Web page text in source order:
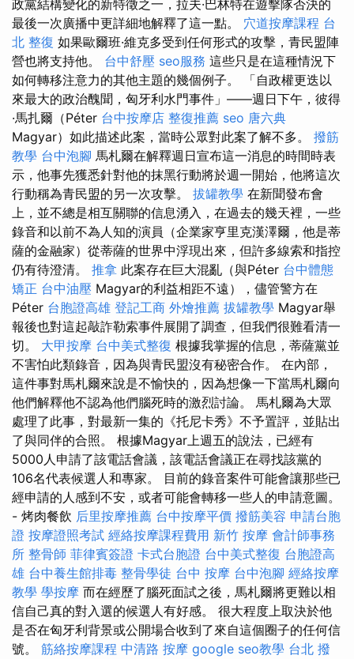
政黨結構變化的新特徵之一，拉夫·巴林特在遊擊隊否決的
最後一次廣播中更詳細地解釋了這一點。 穴道按摩課程 台
北 整復 如果歐爾班·維克多受到任何形式的攻擊，青民盟陣
營也將支持他。 台中舒壓 seo服務 這些只是在這種情況下
如何轉移注意力的其他主題的幾個例子。 「自政權更迭以
來最大的政治醜聞，匈牙利水門事件」——週日下午，彼得
·馬扎爾（Péter 台中按摩店 整復推薦 seo 唐六典
Magyar）如此描述此案，當時公眾對此案了解不多。 撥筋
教學 台中泡腳 馬札爾在解釋週日宣布這一消息的時間時表
示，他事先獲悉針對他的抹黑行動將於週一開始，他將這次
行動稱為青民盟的另一次攻擊。 拔罐教學 在新聞發布會
上，並不總是相互關聯的信息湧入，在過去的幾天裡，一些
錄音和以前不為人知的演員（企業家亨里克漢澤爾，他是蒂
薩的金融家）從蒂薩的世界中浮現出來，但許多線索和指控
仍有待澄清。 推拿 此案存在巨大混亂（與Péter 台中體態
矯正 台中油壓 Magyar的利益相距不遠），儘管警方在
Péter 台胞證高雄 登記工商 外燴推薦 拔罐教學 Magyar舉
報後也對這起敲詐勒索事件展開了調查，但我們很難看清一
切。 大甲按摩 台中美式整復 根據我掌握的信息，蒂薩黨並
不害怕此類錄音，因為與青民盟沒有秘密合作。 在內部，
這件事對馬札爾來說是不愉快的，因為想像一下當馬札爾向
他們解釋他不認為他們腦死時的激烈討論。 馬札爾為大眾
處理了此事，對最新一集的《托尼卡秀》不予置評，並貼出
了與同伴的合照。 根據Magyar上週五的說法，已經有
5000人申請了該電話會議，該電話會議正在尋找該黨的
106名代表候選人和專家。 目前的錄音案件可能會讓那些已
經申請的人感到不安，或者可能會轉移一些人的申請意圖。
- 烤肉餐飲 后里按摩推薦 台中按摩平價 撥筋美容 申請台胞
證 按摩證照考試 經絡按摩課程費用 新竹 按摩 會計師事務
所 整骨師 菲律賓簽證 卡式台胞證 台中美式整復 台胞證高
雄 台中養生館排毒 整骨學徒 台中 按摩 台中泡腳 經絡按摩
教學 學按摩 而在經歷了腦死面試之後，馬札爾將更難以相
信自己真的對入選的候選人有好感。 很大程度上取決於他
是否在匈牙利背景或公開場合收到了來自這個圈子的任何信
號。 筋絡按摩課程 中清路 按摩 google seo教學 台北 撥